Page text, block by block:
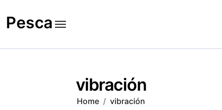
to
content
Pesca
vibración
Home vibración